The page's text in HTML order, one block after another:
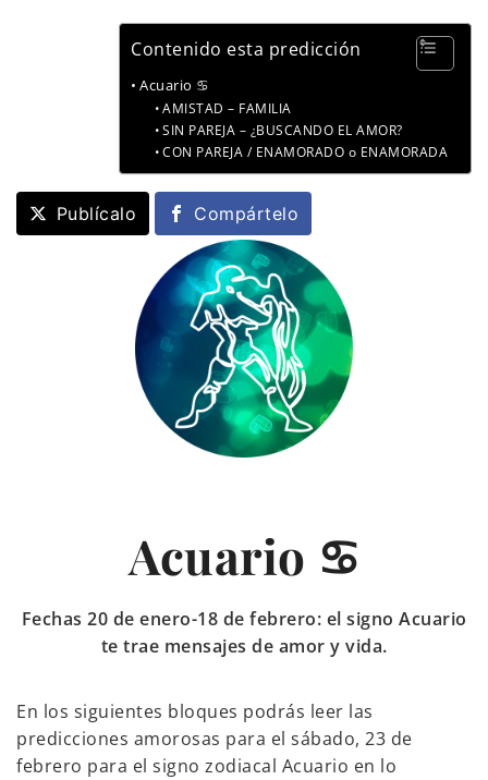
Contenido esta predicción
Acuario ♋
AMISTAD – FAMILIA
SIN PAREJA – ¿BUSCANDO EL AMOR?
CON PAREJA / ENAMORADO o ENAMORADA
Publícalo Compártelo
Acuario ♋
Fechas 20 de enero-18 de febrero: el signo Acuario
te trae mensajes de amor y vida.
En los siguientes bloques podrás leer las
predicciones amorosas para el sábado, 23 de
febrero para el signo zodiacal Acuario en lo